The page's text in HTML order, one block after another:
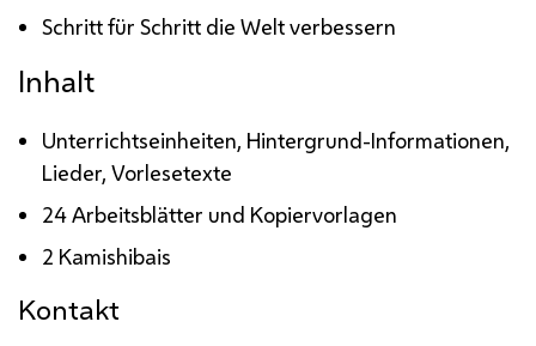
Schritt für Schritt die Welt verbessern
Inhalt
Unterrichtseinheiten, Hintergrund-Informationen,
Lieder, Vorlesetexte
24 Arbeitsblätter und Kopiervorlagen
2 Kamishibais
Kontakt